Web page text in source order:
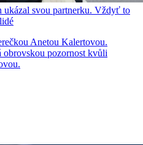
svou partnerku. Vždyť to
Anetou Kalertovou.
obrovskou pozornost kvůli